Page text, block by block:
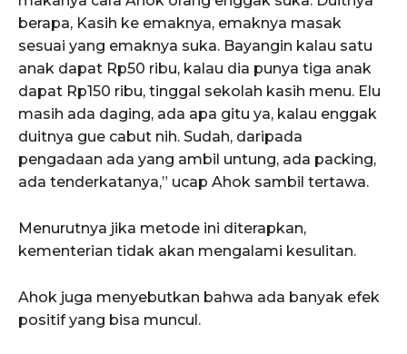
berapa, Kasih ke emaknya, emaknya masak
sesuai yang emaknya suka. Bayangin kalau satu
anak dapat Rp50 ribu, kalau dia punya tiga anak
dapat Rp150 ribu, tinggal sekolah kasih menu. Elu
masih ada daging, ada apa gitu ya, kalau enggak
duitnya gue cabut nih. Sudah, daripada
pengadaan ada yang ambil untung, ada packing,
ada tenderkatanya,” ucap Ahok sambil tertawa.
Menurutnya jika metode ini diterapkan,
kementerian tidak akan mengalami kesulitan.
Ahok juga menyebutkan bahwa ada banyak efek
positif yang bisa muncul.